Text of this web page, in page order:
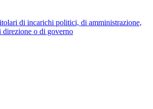
di incarichi politici, di amministrazione,
direzione o di governo